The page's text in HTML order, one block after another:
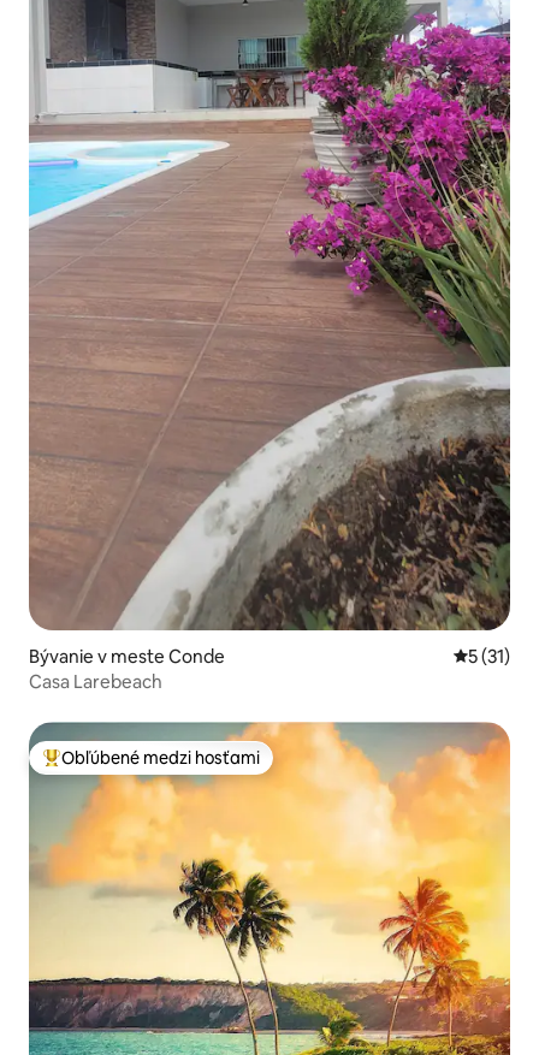
Bývanie v meste Conde
5 (31)
Casa Larebeach
Najobľúbenejšie medzi hosťami
Obľúbené medzi hosťami